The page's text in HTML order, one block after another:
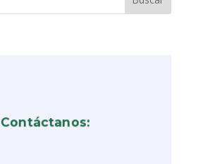
Contáctanos: